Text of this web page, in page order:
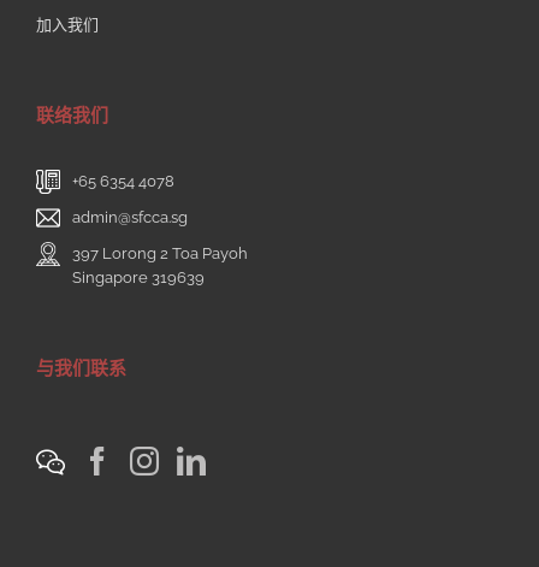
加入我们
联络我们
+65 6354 4078
admin@sfcca.sg
397 Lorong 2 Toa Payoh
Singapore 319639
与我们联系